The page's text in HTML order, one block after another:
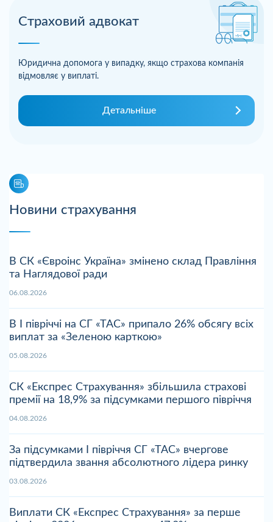
Страховий адвокат
Юридична допомога у випадку, якщо страхова компанія
відмовляє у виплаті.
Детальніше
Новини страхування
В СК «Євроінс Україна» змінено склад Правління
та Наглядової ради
06.08.2026
В І півріччі на СГ «ТАС» припало 26% обсягу всіх
виплат за «Зеленою карткою»
05.08.2026
СК «Експрес Страхування» збільшила страхові
премії на 18,9% за підсумками першого півріччя
04.08.2026
За підсумками І півріччя СГ «ТАС» вчергове
підтвердила звання абсолютного лідера ринку
03.08.2026
Виплати СК «Експрес Страхування» за перше